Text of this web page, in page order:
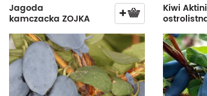
Jagoda
kamczacka ZOJKA
Kiwi